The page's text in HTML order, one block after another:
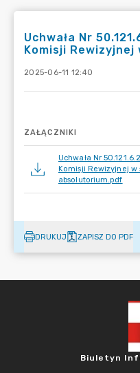
Uchwała Nr
Komisji
2025-06-11 12:40
ZAŁĄCZNIKI
Uchwała Nr
Komisji Rewizyjnej w
absolutorium.pdf
DRUKUJ ZAPISZ DO PDF
Biuletyn